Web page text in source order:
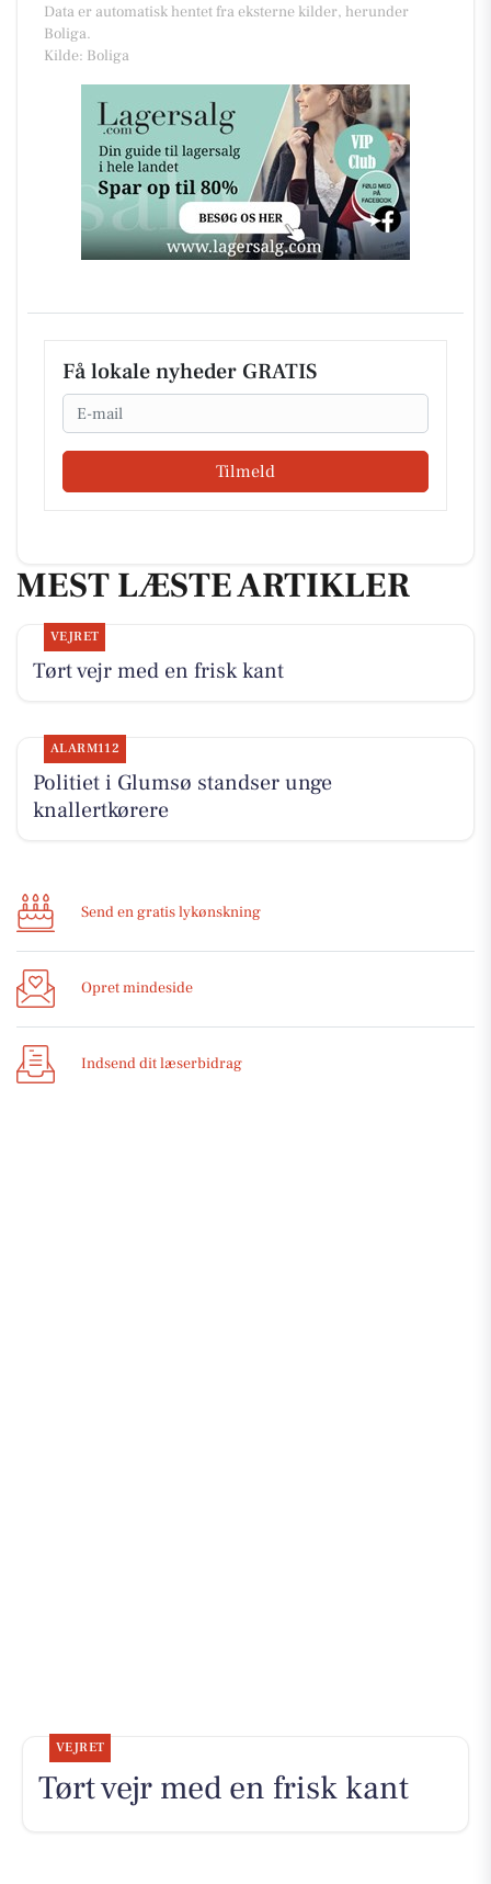
Data er automatisk hentet fra eksterne kilder, herunder
Boliga.
Kilde: Boliga
Få lokale nyheder GRATIS
Email
Tilmeld
MEST LÆSTE ARTIKLER
VEJRET
Tørt vejr med en frisk kant
ALARM112
Politiet i Glumsø standser unge
knallertkørere
Send en gratis lykønskning
Opret mindeside
Indsend dit læserbidrag
VEJRET
Tørt vejr med en frisk kant